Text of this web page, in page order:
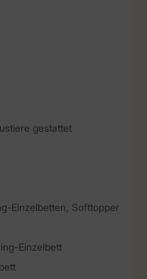
gestattet
Einzelbetten, Softtopper
Einzelbett